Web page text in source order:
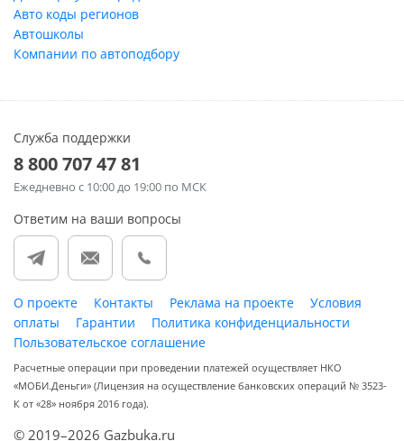
Авто коды регионов
Автошколы
Компании по автоподбору
Служба поддержки
8 800 707 47 81
Ежедневно с 10:00 до 19:00 по МСК
Ответим на ваши вопросы
О проекте Контакты Реклама на проекте
Условия
оплаты
Гарантии
Политика конфиденциальности
Пользовательское соглашение
Расчетные операции при проведении платежей осуществляет НКО
«МОБИ.Деньги» (Лицензия на осуществление банковских операций № 3523-
К от «28» ноября 2016 года).
© 2019–2026 Gazbuka.ru